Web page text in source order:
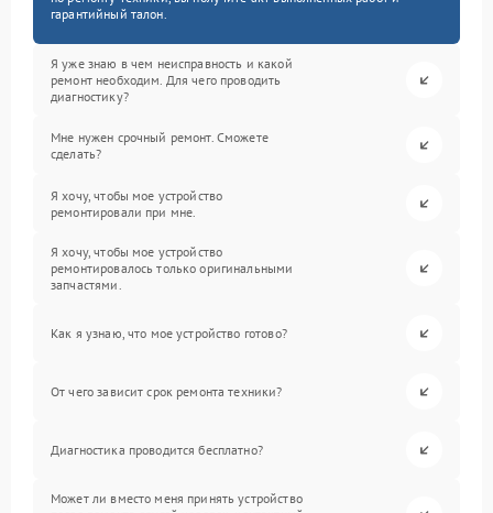
гарантийный талон.
Я уже знаю в чем неисправность и какой
ремонт необходим. Для чего проводить
диагностику?
Мне нужен срочный ремонт. Сможете
сделать?
Я хочу, чтобы мое устройство
ремонтировали при мне.
Я хочу, чтобы мое устройство
ремонтировалось только оригинальными
запчастями.
Как я узнаю, что мое устройство готово?
От чего зависит срок ремонта техники?
Диагностика проводится бесплатно?
Может ли вместо меня принять устройство